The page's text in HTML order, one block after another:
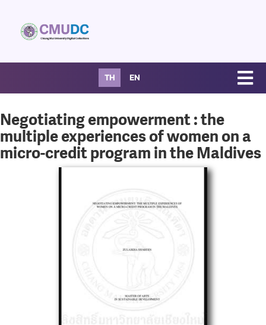
TH EN
Negotiating empowerment : the
multiple experiences of women on a
micro-credit program in the Maldives